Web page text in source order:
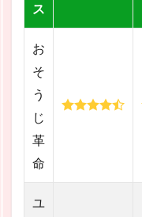
ス
お
そ
う
じ
革
命
ユ